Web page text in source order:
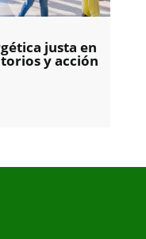
justa en
y acción